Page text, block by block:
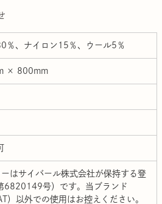
％、ナイロン15％、ウール5％
× 800mm
はサイバール株式会社が保持する登
6820149号）です。当ブランド
）以外での使用はお控えください。